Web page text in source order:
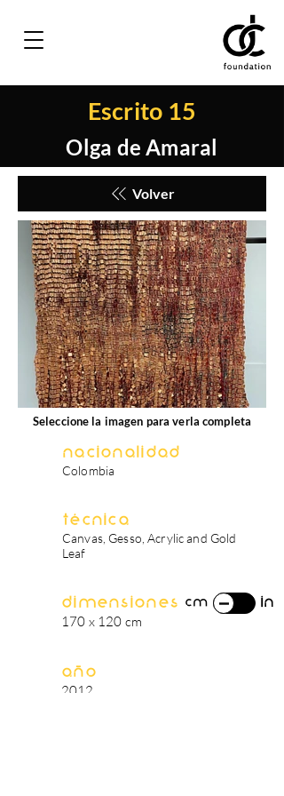
Escrito 15
Olga de Amaral
Volver
Seleccione la imagen para verla completa
Nacionalidad
Colombia
Técnica
Canvas, Gesso, Acrylic and Gold
Leaf
Dimensiones
170 x 120 cm
cm in
Año
2012